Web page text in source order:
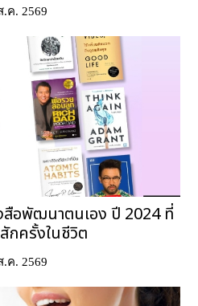
.ค. 2569
อพัฒนาตนเอง ปี 2024 ที่
กครั้งในชีวิต
.ค. 2569